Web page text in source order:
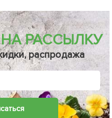
РАССЫЛКУ
распродажа